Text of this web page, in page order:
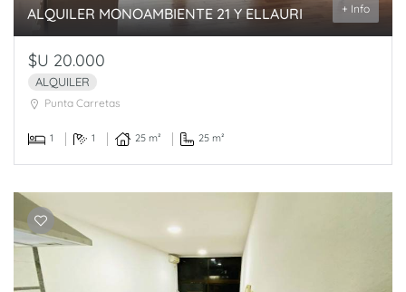
ALQUILER MONOAMBIENTE 21 Y ELLAURI + Info
$U 20.000
ALQUILER
Punta Carretas
1 1 25 m² 25 m²